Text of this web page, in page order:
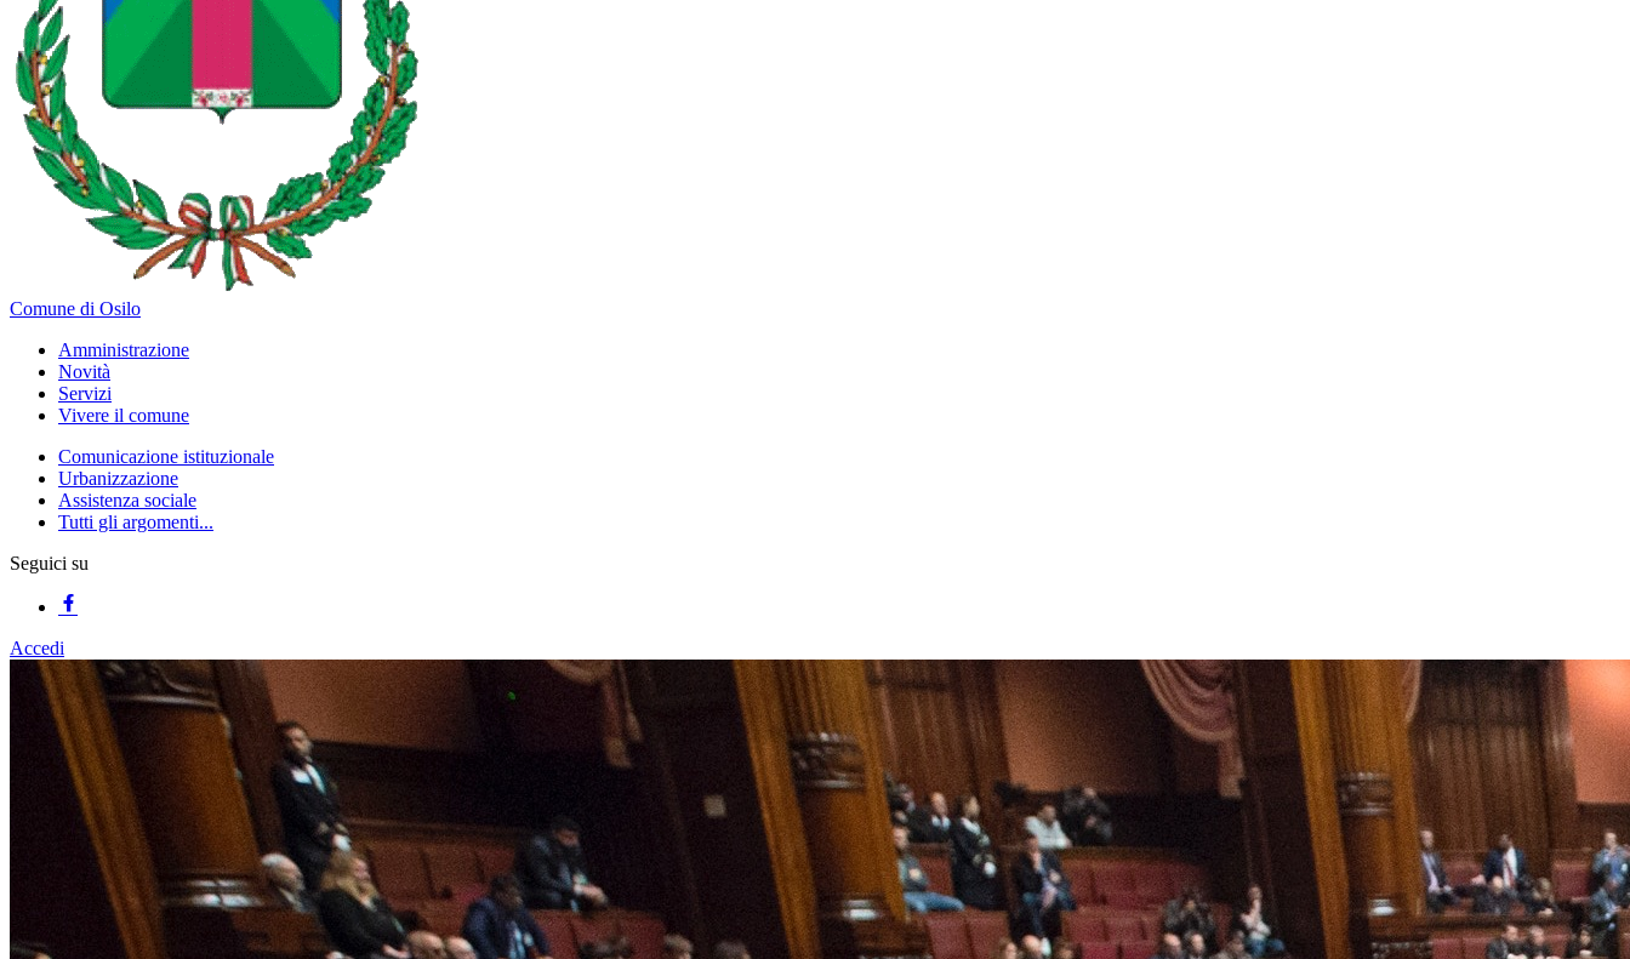
Comune di Osilo
Amministrazione
Novità
Servizi
Vivere il comune
Comunicazione istituzionale
Urbanizzazione
Assistenza sociale
Tutti gli argomenti...
Seguici su
Accedi